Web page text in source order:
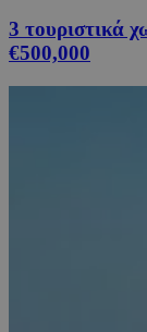
3 τουριστικά
€500,000